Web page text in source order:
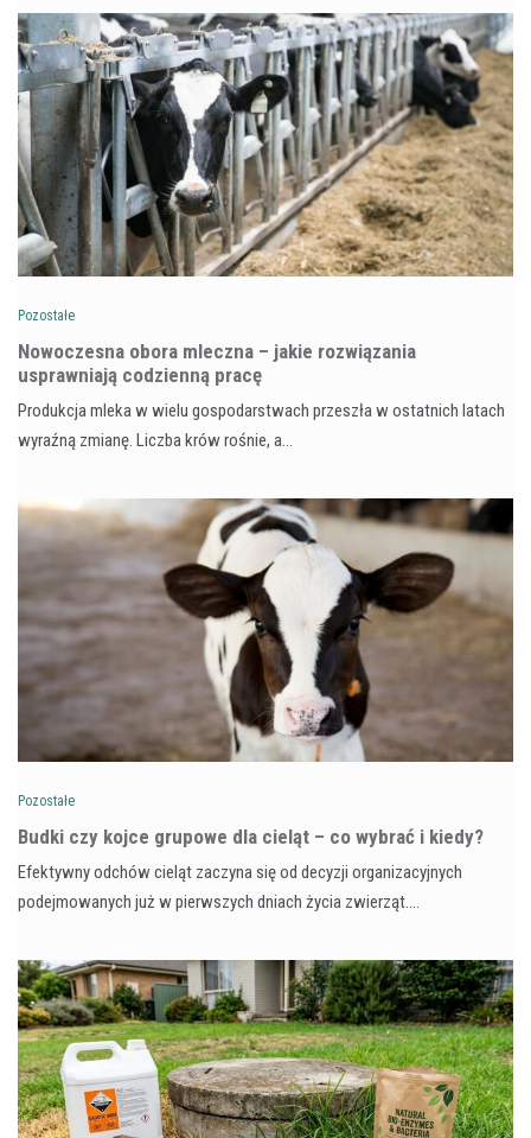
Pozostałe
Nowoczesna obora mleczna – jakie rozwiązania
usprawniają codzienną pracę
Produkcja mleka w wielu gospodarstwach przeszła w ostatnich latach
wyraźną zmianę. Liczba krów rośnie, a…
Pozostałe
Budki czy kojce grupowe dla cieląt – co wybrać i kiedy?
Efektywny odchów cieląt zaczyna się od decyzji organizacyjnych
podejmowanych już w pierwszych dniach życia zwierząt.…